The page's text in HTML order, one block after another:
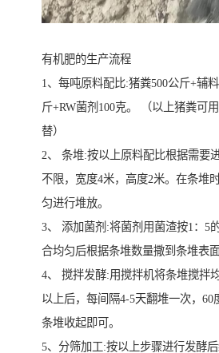
有机肥的生产流程
1、每吨原料配比:猪粪500公斤+辅
斤+RW菌剂100克。 （以上猪粪可
替）
2、 条堆:按以上原料配比根据需要
不限，宽度4米，高度2米。在条堆
匀进行堆放。
3、 添加菌剂:将菌剂用菌渣按1：5
合均匀后根据条堆数量撒到条堆表面
4、 搅拌发酵:用搅拌机将条堆搅拌
以上后，每间隔4-5天翻堆一次，60
条堆收起即可。
5、分筛加工:按以上步骤进行发酵